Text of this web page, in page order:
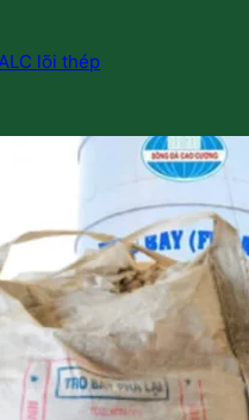
lõi thép